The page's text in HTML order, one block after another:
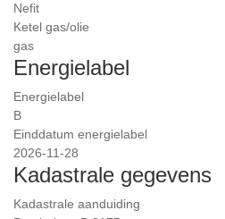
Nefit
Ketel gas/olie
gas
Energielabel
Energielabel
B
Einddatum energielabel
2026-11-28
Kadastrale gegevens
Kadastrale aanduiding